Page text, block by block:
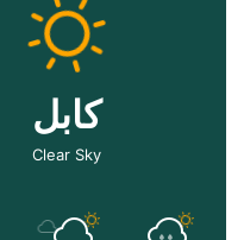
کابل
Clear Sky